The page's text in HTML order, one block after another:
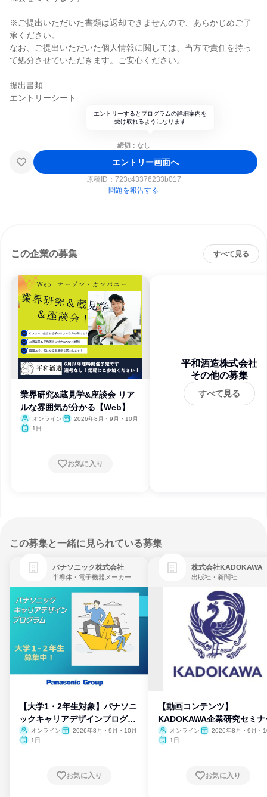
※ご提出いただいた書類は返却できませんので、あらかじめご了
承ください。
なお、ご提出いただいた個人情報に関しては、当方で責任を持っ
て処分させていただきます。ご安心ください。
提出書類
エントリーシート
エントリーするとプログラムの詳細案内を
受け取れるようになります
締切：なし
エントリー画面へ
原稿ID： 723c43376233b017
問題を報告する
この企業の募集 すべて見る
業界研究&蔵見学&座談会 リア
ルな雰囲気が分かる【Web】
オンライン
2026年8月・9月・10月
1日
お気に入り
平和酒造株式会社
その他の募集
すべて見る
この募集と一緒に見られている募集
パナソニック株式会社
半導体・電子機器メーカー
【大学1・2年生対象】パナソニ
ックキャリアデザインプログラ
ム
オンライン
2026年8月・9月・10月
1日
お気に入り
株式会社KADOKAWA
出版社・新聞社
【動画コンテンツ】
KADOKAWA企業研究セミナ
オンライン
2026年8月・9月・
1日
お気に入り